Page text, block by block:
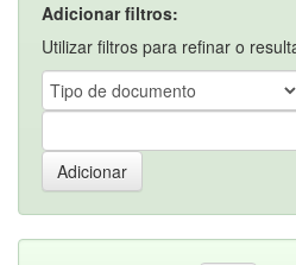
Adicionar filtros:
Utilizar filtros para refinar o